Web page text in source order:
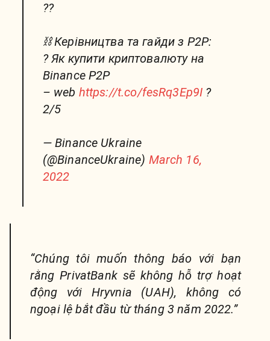
??
⛓ Керівництва та гайди з P2P:
? Як купити криптовалюту на
Binance P2P
– web https://t.co/fesRq3Ep9I ?
2/5
— Binance Ukraine
(@BinanceUkraine) March 16,
2022
“Chúng tôi muốn thông báo với bạn
rằng PrivatBank sẽ không hỗ trợ hoạt
động với Hryvnia (UAH), không có
ngoại lệ bắt đầu từ tháng 3 năm 2022.”